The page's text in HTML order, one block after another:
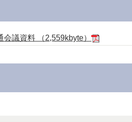
会議資料 （2,559kbyte）